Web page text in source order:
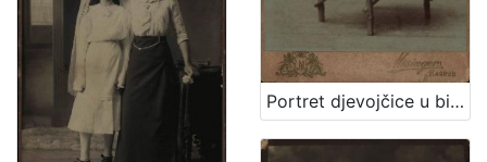
Portret djevojčice u bijeloj haljinici / Mosinger / [izradio] Artistički zavod Mosinger